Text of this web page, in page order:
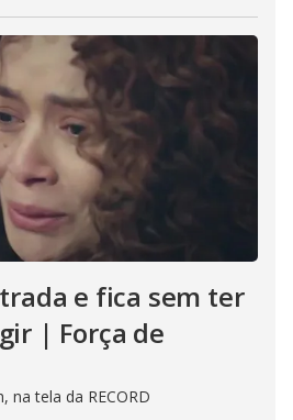
e fica sem ter
| Força de
na tela da RECORD